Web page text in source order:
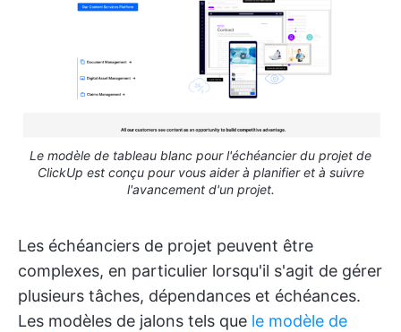
Le modèle de tableau blanc pour l'échéancier du projet de
ClickUp est conçu pour vous aider à planifier et à suivre
l'avancement d'un projet.
Les échéanciers de projet peuvent être
complexes, en particulier lorsqu'il s'agit de gérer
plusieurs tâches, dépendances et échéances.
Les modèles de jalons tels que le modèle de